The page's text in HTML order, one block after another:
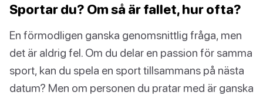
Sportar du? Om så är fallet, hur ofta?
En förmodligen ganska genomsnittlig fråga, men
det är aldrig fel. Om du delar en passion för samma
sport, kan du spela en sport tillsammans på nästa
datum? Men om personen du pratar med är ganska